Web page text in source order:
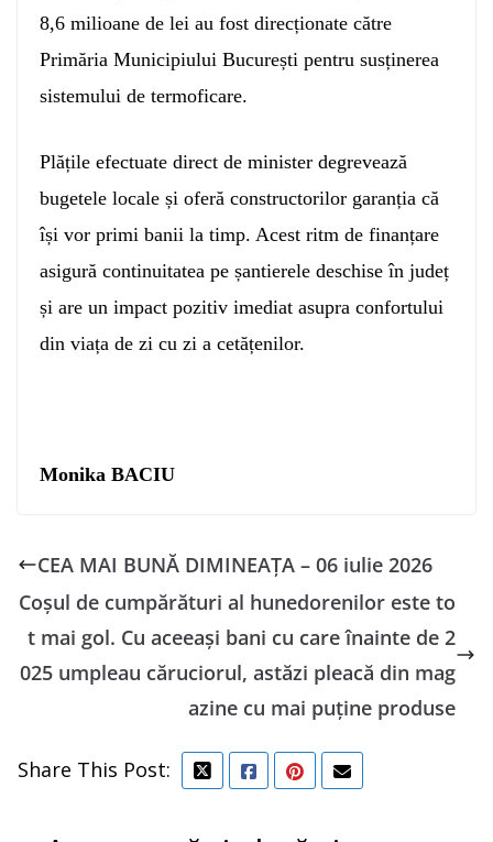
8,6 milioane de lei au fost direcționate către
Primăria Municipiului București pentru susținerea
sistemului de termoficare.
Plățile efectuate direct de minister degrevează
bugetele locale și oferă constructorilor garanția că
își vor primi banii la timp. Acest ritm de finanțare
asigură continuitatea pe șantierele deschise în județ
și are un impact pozitiv imediat asupra confortului
din viața de zi cu zi a cetățenilor.
Monika BACIU
CEA MAI BUNĂ DIMINEAȚA – 06 iulie 2026
Coșul de cumpărături al hunedorenilor este to
t mai gol. Cu aceeași bani cu care înainte de 2
025 umpleau căruciorul, astăzi pleacă din mag
azine cu mai puține produse
Share This Post: